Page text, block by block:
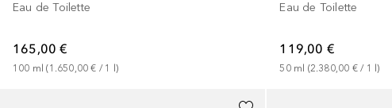
Eau de Toilette
165,00 €
100 ml (1.650,00 € / 1 )
Eau de Toilette
119,00 €
50 ml (2.380,00 € / 1 l)
2 Größen 2Größen